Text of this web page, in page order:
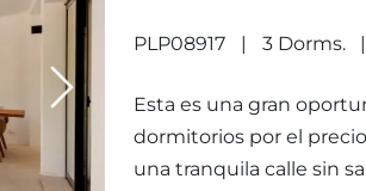
Next
PLP08917 3 Dorms.
Esta es una gran
dormitorios por el
una tranquila calle sin